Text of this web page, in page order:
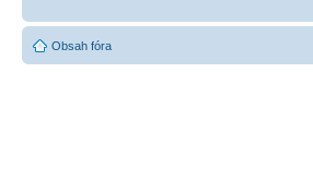
Obsah fóra